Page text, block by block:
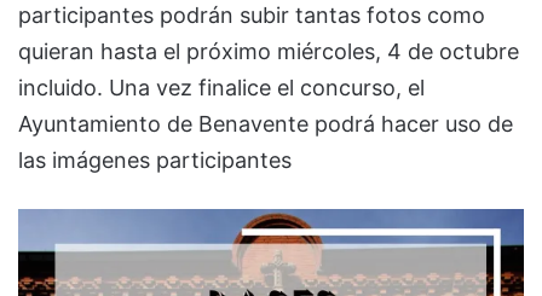
participantes podrán subir tantas fotos como
quieran hasta el próximo miércoles, 4 de octubre
incluido. Una vez finalice el concurso, el
Ayuntamiento de Benavente podrá hacer uso de
las imágenes participantes